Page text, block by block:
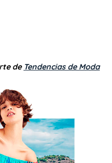
de Tendencias de Moda